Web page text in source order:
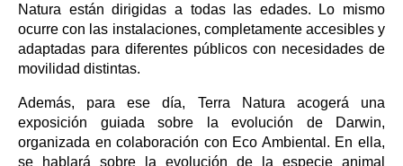
Natura están dirigidas a todas las edades. Lo mismo
ocurre con las instalaciones, completamente accesibles y
adaptadas para diferentes públicos con necesidades de
movilidad distintas.
Además, para ese día, Terra Natura acogerá una
exposición guiada sobre la evolución de Darwin,
organizada en colaboración con Eco Ambiental. En ella,
se hablará sobre la evolución de la especie animal